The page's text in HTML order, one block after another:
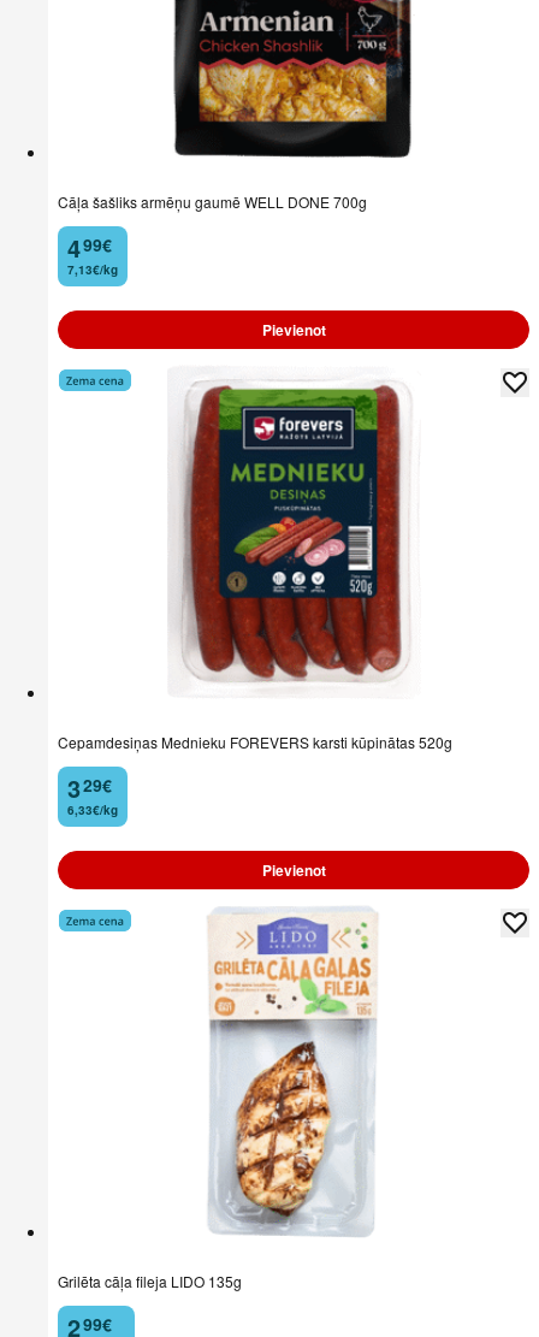
Cāļa šašliks armēņu gaumē WELL DONE 700g
4
. 99€
7,13€/kg
Pievienot
Cepamdesiņas Mednieku FOREVERS karsti kūpinātas 520g
3
. 29€
6,33€/kg
Pievienot
Grilēta cāļa fileja LIDO 135g
2
. 99€